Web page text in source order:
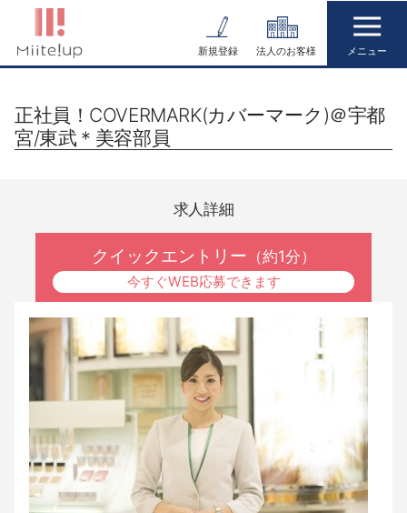
テ
新規登録 法人のお客様
正社員！COVERMARK(カバーマーク)＠宇都
宮/東武＊美容部員
求人詳細
クイックエントリー （約1分）
今すぐWEB応募できます